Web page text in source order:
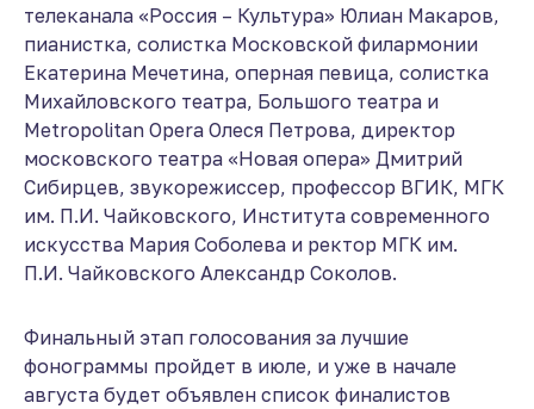
телеканала «Россия – Культура» Юлиан Макаров,
пианистка, солистка Московской филармонии
Екатерина Мечетина, оперная певица, солистка
Михайловского театра, Большого театра и
Metropolitan Opera Олеся Петрова, директор
московского театра «Новая опера» Дмитрий
Сибирцев, звукорежиссер, профессор ВГИК, МГК
им. П.И. Чайковского, Института современного
искусства Мария Соболева и ректор МГК им.
П.И. Чайковского Александр Соколов.
Финальный этап голосования за лучшие
фонограммы пройдет в июле, и уже в начале
августа будет объявлен список финалистов